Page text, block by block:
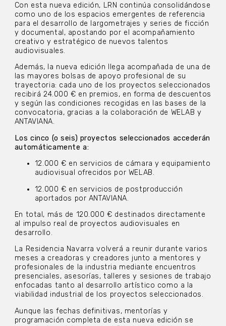
Con esta nueva edición, LRN continúa consolidándose
como uno de los espacios emergentes de referencia
para el desarrollo de largometrajes y series de ficción
y documental, apostando por el acompañamiento
creativo y estratégico de nuevos talentos
audiovisuales.
Además, la nueva edición llega acompañada de una de
las mayores bolsas de apoyo profesional de su
trayectoria: cada uno de los proyectos seleccionados
recibirá 24.000 € en premios, en forma de descuentos
y según las condiciones recogidas en las bases de la
convocatoria, gracias a la colaboración de WELAB y
ANTAVIANA.
Los cinco (o seis) proyectos seleccionados accederán
automáticamente a:
12.000 € en servicios de cámara y equipamiento
audiovisual ofrecidos por WELAB.
12.000 € en servicios de postproducción
aportados por ANTAVIANA.
En total, más de 120.000 € destinados directamente
al impulso real de proyectos audiovisuales en
desarrollo.
La Residencia Navarra volverá a reunir durante varios
meses a creadoras y creadores junto a mentores y
profesionales de la industria mediante encuentros
presenciales, asesorías, talleres y sesiones de trabajo
enfocadas tanto al desarrollo artístico como a la
viabilidad industrial de los proyectos seleccionados.
Aunque las fechas definitivas, mentorías y
programación completa de esta nueva edición se